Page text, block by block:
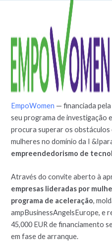
EmpoWomen — financiada
seu programa de
procura superar os obstáculos
mulheres no domínio da I
empreendedorismo de
Através do convite aberto à
empresas lideradas por
programa de aceleração,
ampBusinessAngelsEurope, e
45,000 EUR de financiamento
em fase de arranque.